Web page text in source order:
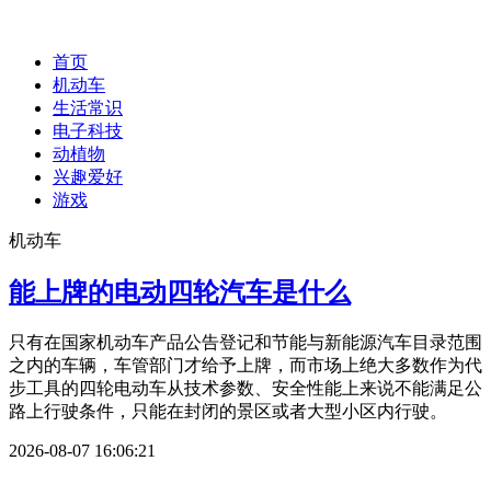
首页
机动车
生活常识
电子科技
动植物
兴趣爱好
游戏
机动车
能上牌的电动四轮汽车是什么
只有在国家机动车产品公告登记和节能与新能源汽车目录范围
之内的车辆，车管部门才给予上牌，而市场上绝大多数作为代
步工具的四轮电动车从技术参数、安全性能上来说不能满足公
路上行驶条件，只能在封闭的景区或者大型小区内行驶。
2026-08-07 16:06:21